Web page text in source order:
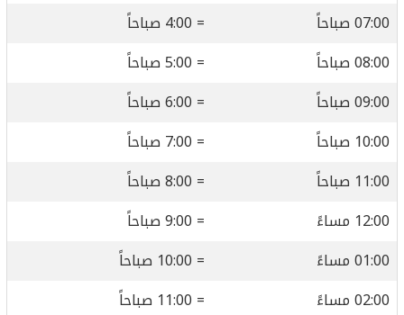
07:00 صباحاً
= 4:00 صباحاً
08:00 صباحاً
= 5:00 صباحاً
09:00 صباحاً
= 6:00 صباحاً
10:00 صباحاً
= 7:00 صباحاً
11:00 صباحاً
= 8:00 صباحاً
12:00 مساءً
= 9:00 صباحاً
01:00 مساءً
= 10:00 صباحاً
02:00 مساءً
= 11:00 صباحاً